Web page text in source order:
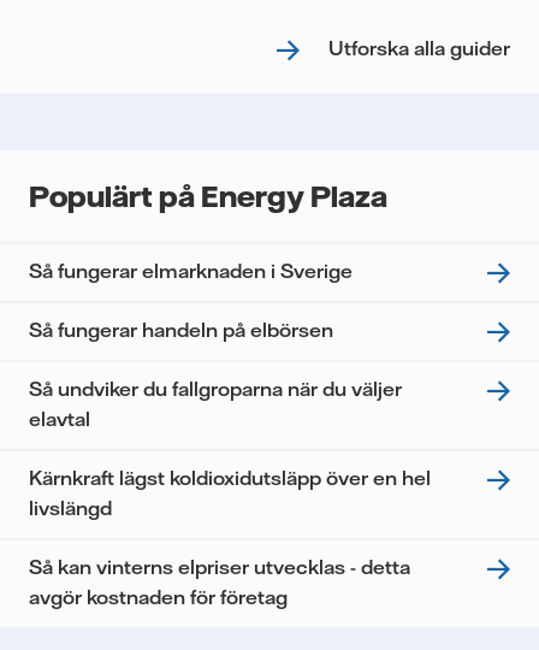
Utforska alla guider
Populärt på Energy Plaza
Så fungerar elmarknaden i Sverige
Så fungerar handeln på elbörsen
Så undviker du fallgroparna när du väljer
elavtal
Kärnkraft lägst koldioxidutsläpp över en hel
livslängd
Så kan vinterns elpriser utvecklas - detta
avgör kostnaden för företag